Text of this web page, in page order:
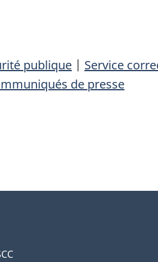
publique | Service
de presse